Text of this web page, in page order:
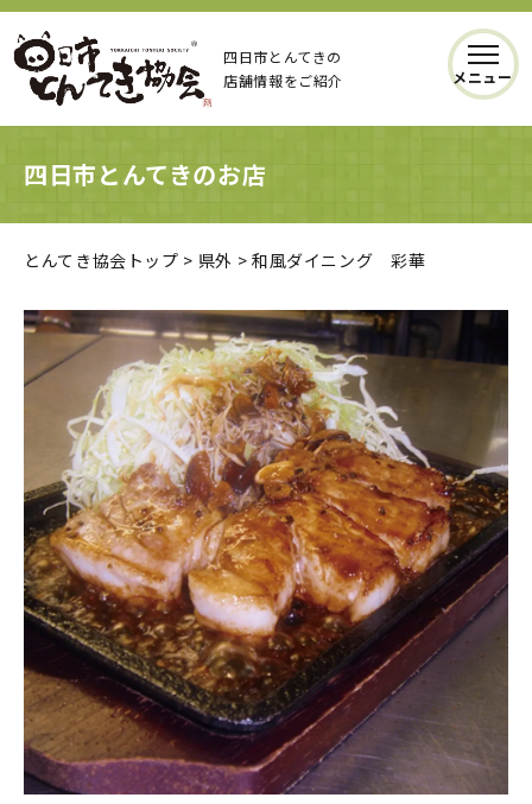
四日市とんてきの
店舗情報をご紹介
メニュー
四日市とんてきのお店
とんてき協会トップ > 県外 > 和風ダイニング 彩華